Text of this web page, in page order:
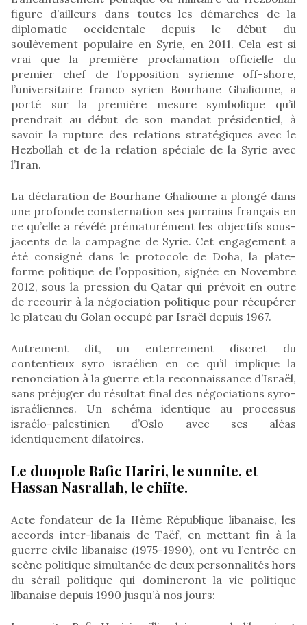
figure d’ailleurs dans toutes les démarches de la
diplomatie occidentale depuis le début du
soulèvement populaire en Syrie, en 2011. Cela est si
vrai que la première proclamation officielle du
premier chef de l’opposition syrienne off-shore,
l’universitaire franco syrien Bourhane Ghalioune, a
porté sur la première mesure symbolique qu’il
prendrait au début de son mandat présidentiel, à
savoir la rupture des relations stratégiques avec le
Hezbollah et de la relation spéciale de la Syrie avec
l’Iran.
La déclaration de Bourhane Ghalioune a plongé dans
une profonde consternation ses parrains français en
ce qu’elle a révélé prématurément les objectifs sous-
jacents de la campagne de Syrie. Cet engagement a
été consigné dans le protocole de Doha, la plate-
forme politique de l’opposition, signée en Novembre
2012, sous la pression du Qatar qui prévoit en outre
de recourir à la négociation politique pour récupérer
le plateau du Golan occupé par Israël depuis 1967.
Autrement dit, un enterrement discret du
contentieux syro israélien en ce qu’il implique la
renonciation à la guerre et la reconnaissance d’Israël,
sans préjuger du résultat final des négociations syro-
israéliennes. Un schéma identique au processus
israélo-palestinien d’Oslo avec ses aléas
identiquement dilatoires.
Le duopole Rafic Hariri, le sunnite, et
Hassan Nasrallah, le chiite.
Acte fondateur de la IIème République libanaise, les
accords inter-libanais de Taëf, en mettant fin à la
guerre civile libanaise (1975-1990), ont vu l’entrée en
scène politique simultanée de deux personnalités hors
du sérail politique qui domineront la vie politique
libanaise depuis 1990 jusqu’à nos jours: